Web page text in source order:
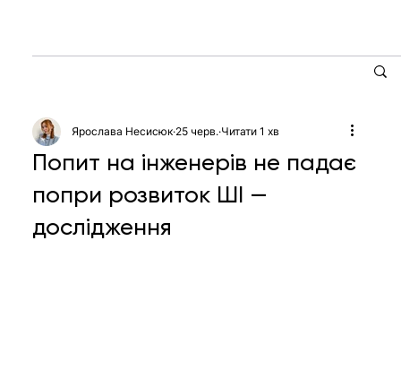
Попит на інженерів не падає
попри розвиток ШІ —
дослідження
Ярослава Несисюк 25 черв. Читати 1 хв